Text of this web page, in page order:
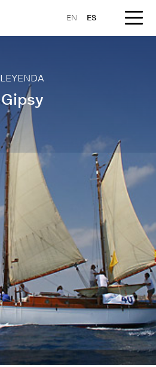
EN ES
LEYENDA
Gipsy